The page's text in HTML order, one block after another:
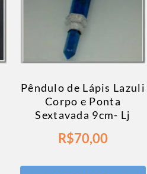
Pêndulo de Lápis Lazuli
Corpo e Ponta
Sextavada 9cm- Lj
R$70,00